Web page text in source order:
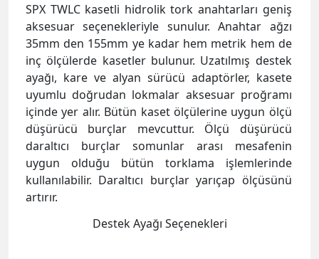
SPX TWLC kasetli hidrolik tork anahtarları geniş
aksesuar seçenekleriyle sunulur. Anahtar ağzı
35mm den 155mm ye kadar hem metrik hem de
inç ölçülerde kasetler bulunur. Uzatılmış destek
ayağı, kare ve alyan sürücü adaptörler, kasete
uyumlu doğrudan lokmalar aksesuar proğramı
içinde yer alır. Bütün kaset ölçülerine uygun ölçü
düşürücü burçlar mevcuttur. Ölçü düşürücü
daraltıcı burçlar somunlar arası mesafenin
uygun olduğu bütün torklama işlemlerinde
kullanılabilir. Daraltıcı burçlaryarıçap ölçüsünü
artırır.
Destek Ayağı Seçenekleri